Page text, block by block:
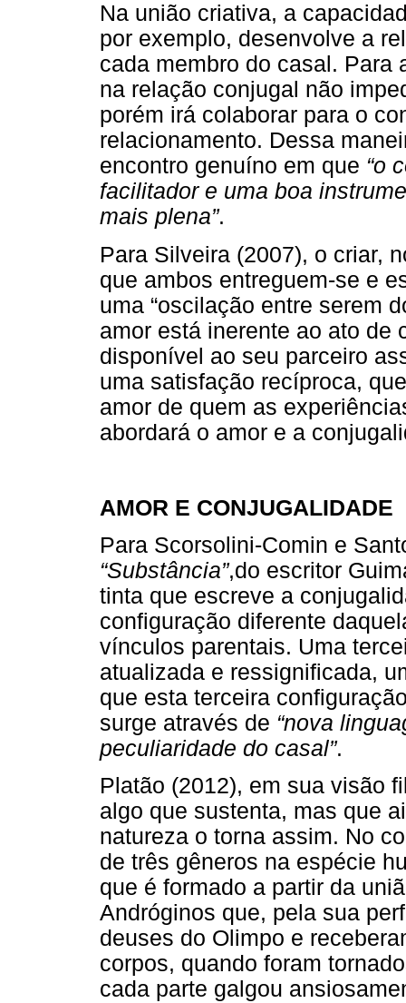
Na união criativa, a
por exemplo, desenvolve a
cada membro do casal. Para
na relação conjugal não
porém irá colaborar para o
relacionamento. Dessa
encontro genuíno em que “o
facilitador e uma boa
mais plena”.
Para Silveira (2007), o criar,
que ambos entreguem-se e
uma “oscilação entre serem
amor está inerente ao ato de
disponível ao seu parceiro
uma satisfação recíproca,
amor de quem as
abordará o amor e a
AMOR E CONJUGALIDADE
Para Scorsolini-Comin e
“Substância”,do escritor
tinta que escreve a
configuração diferente
vínculos parentais. Uma
atualizada e ressignificada,
que esta terceira
surge através de “nova
peculiaridade do casal”.
Platão (2012), em sua visão
algo que sustenta, mas que
natureza o torna assim. No
de três gêneros na espécie
que é formado a partir da
Andróginos que, pela sua
deuses do Olimpo e
corpos, quando foram
cada parte galgou